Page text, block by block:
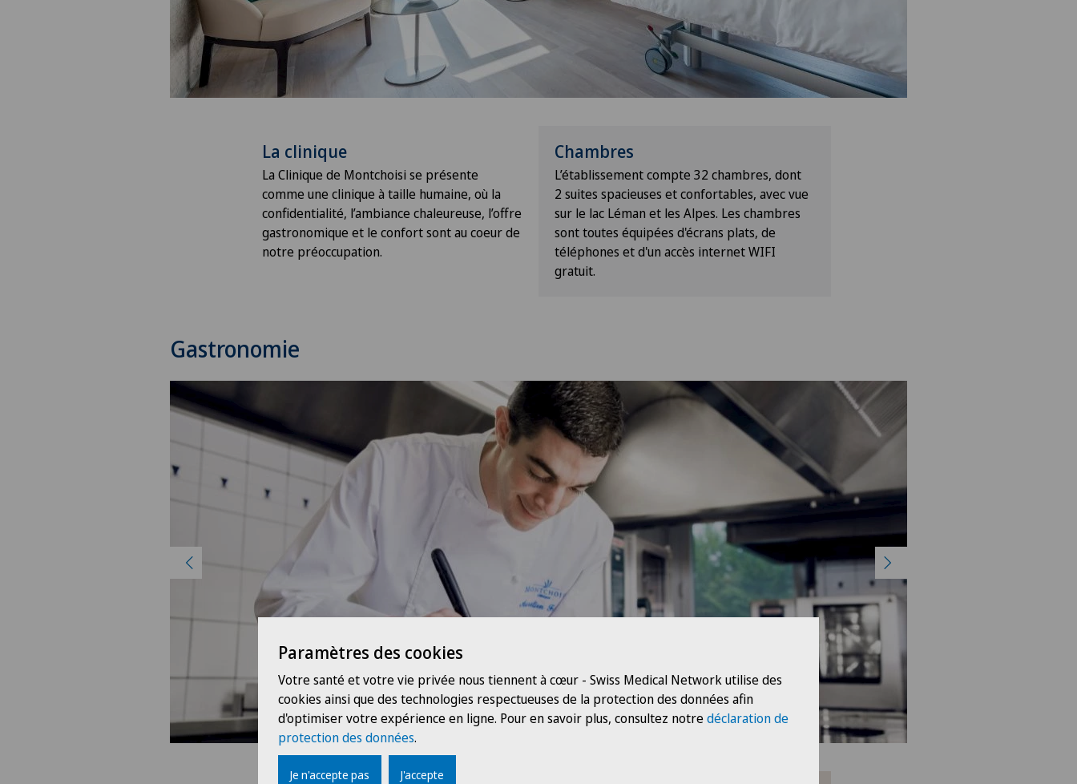
La clinique
La Clinique de Montchoisi se présente
comme une clinique à taille humaine, où la
confidentialité, l’ambiance chaleureuse, l’offre
gastronomique et le confort sont au coeur de
notre préoccupation.
Chambres
L’établissement compte 32 chambres, dont
2 suites spacieuses et confortables, avec vue
sur le lac Léman et les Alpes. Les chambres
sont toutes équipées d'écrans plats, de
téléphones et d'un accès internet WIFI
gratuit.
Gastronomie
Paramètres des cookies
Votre santé et votre vie privée nous tiennent à cœur - Swiss Medical Network utilise des
cookies ainsi que des technologies respectueuses de la protection des données afin
d'optimiser votre expérience en ligne. Pour en savoir plus, consultez notredéclaration de
protection des données.
Je n'accepte pas J'accepte